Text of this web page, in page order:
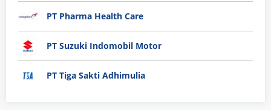
PT Pharma Health Care
PT Suzuki Indomobil Motor
PT Tiga Sakti Adhimulia